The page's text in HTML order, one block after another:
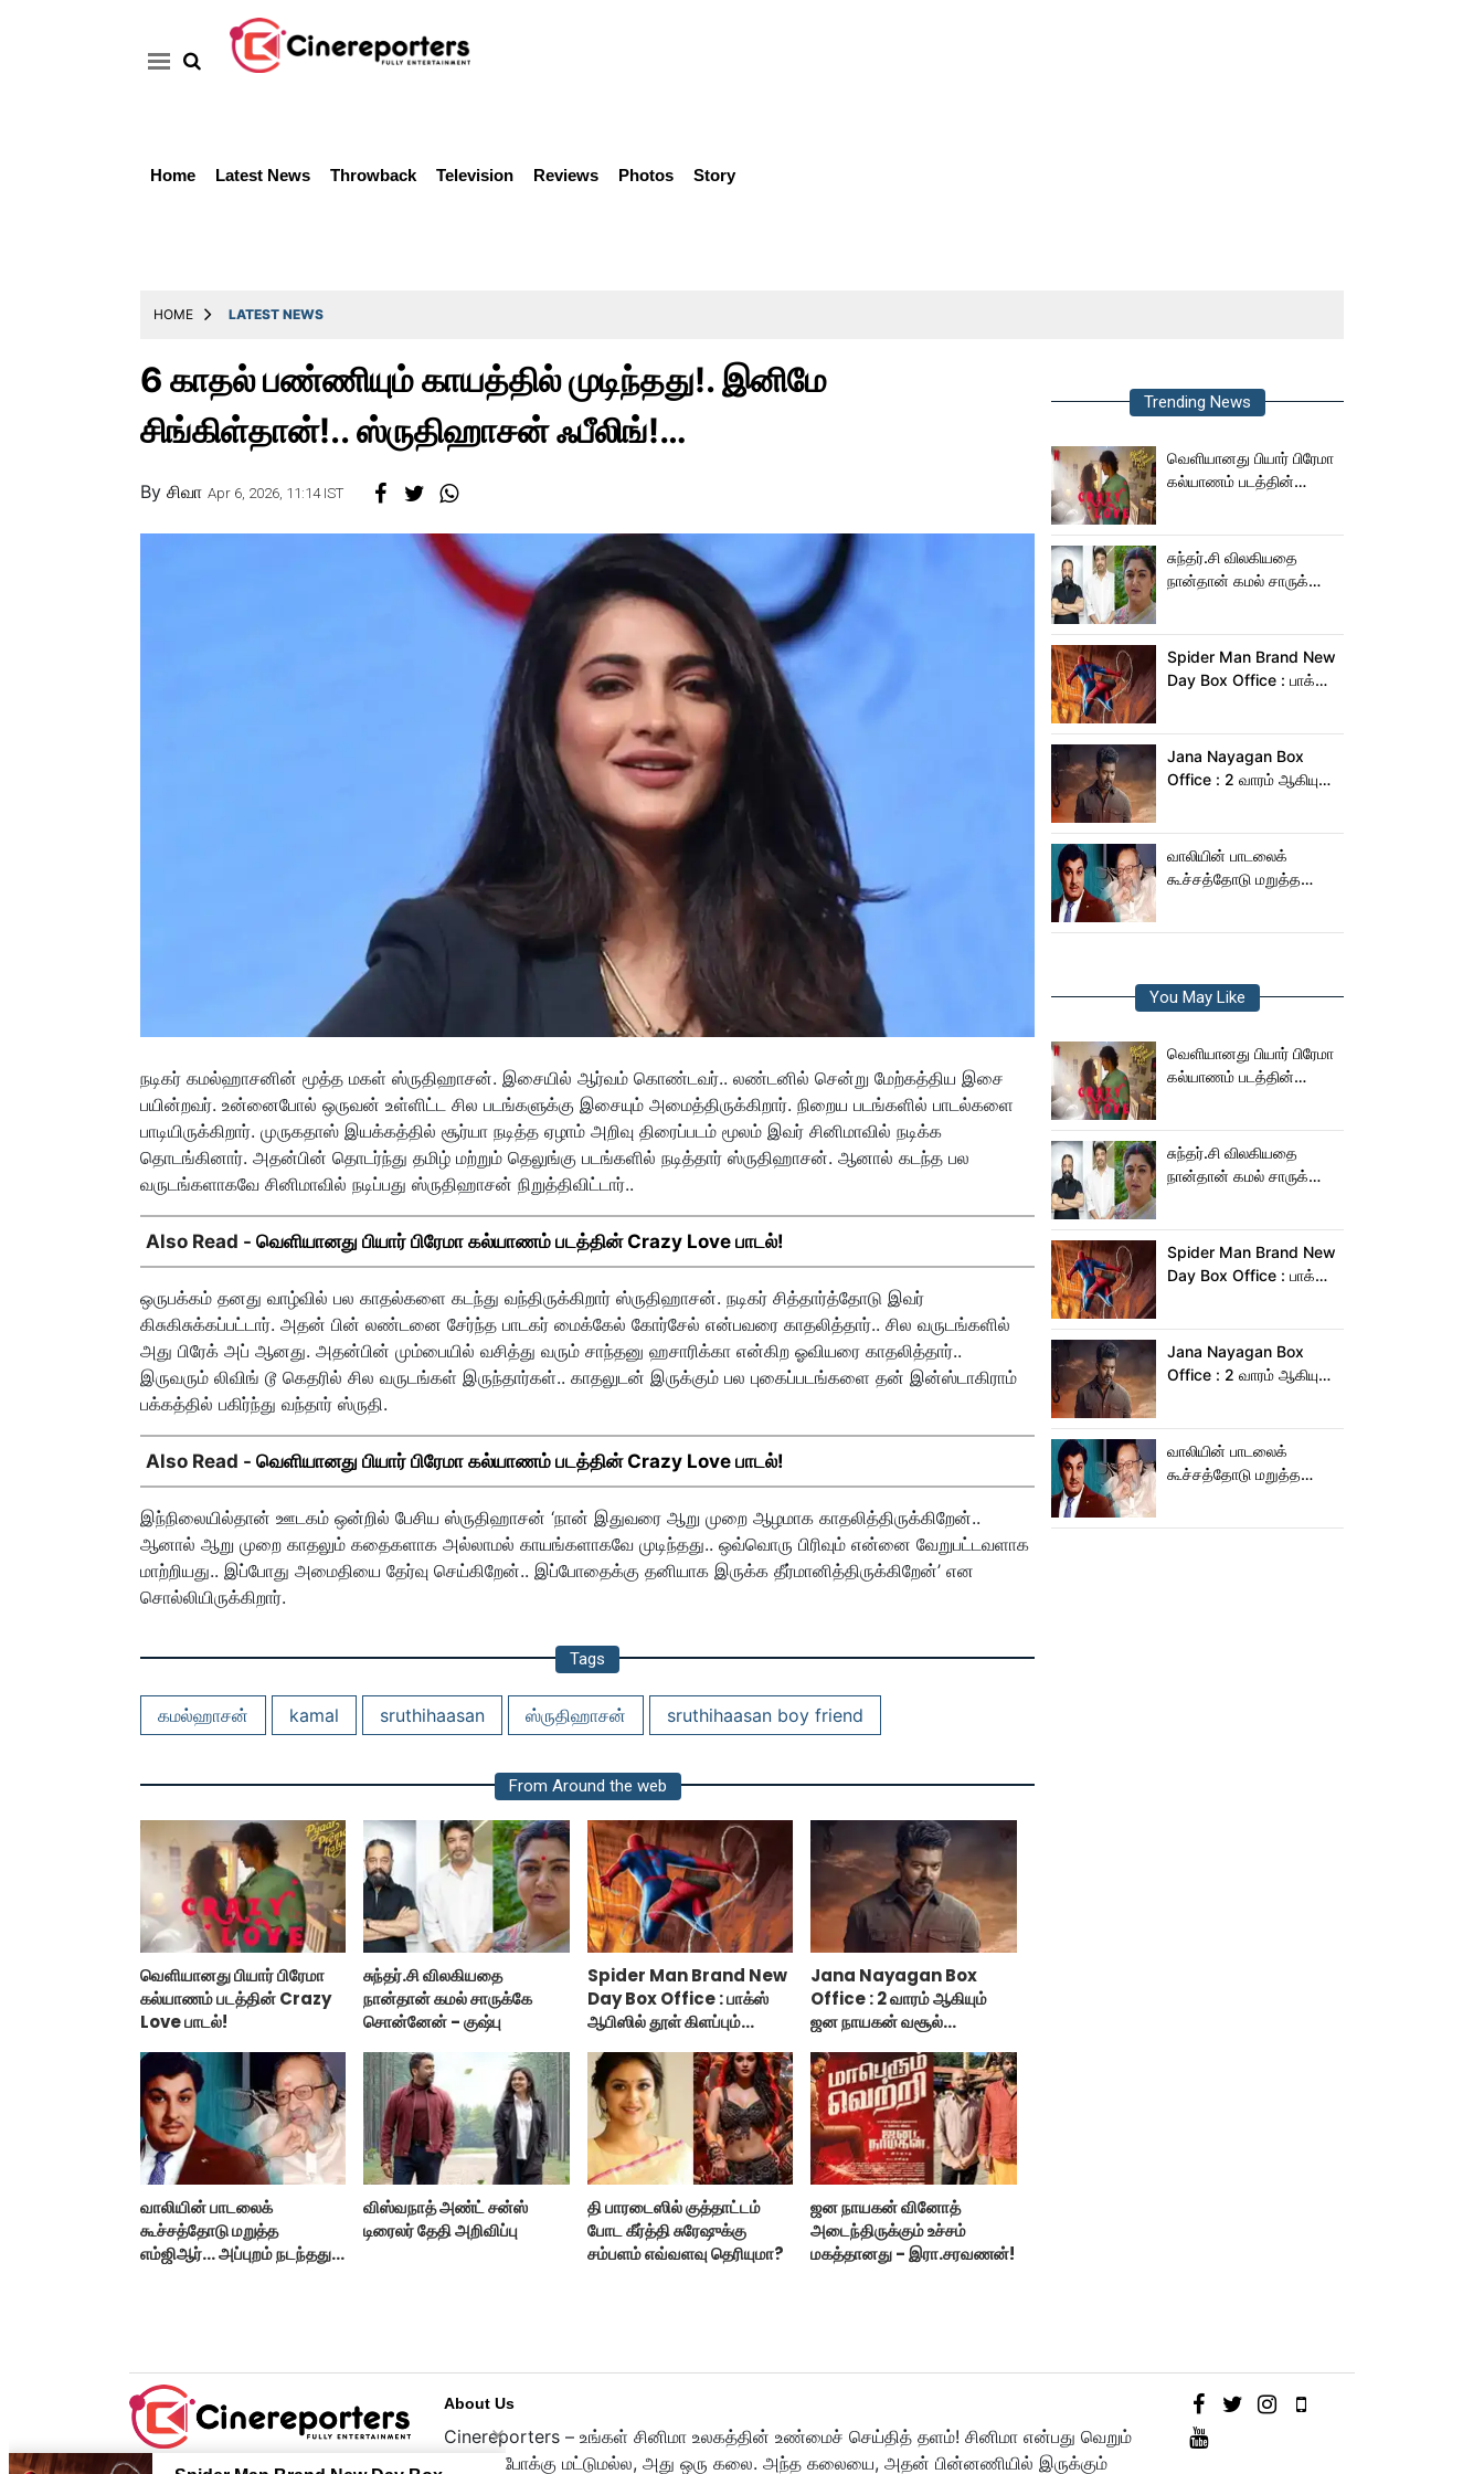
Home Latest News Throwback Television Reviews Photos Story
HOME LATEST NEWS
6 காதல் பண்ணியும் காயத்தில் முடிந்தது!. இனிமே
சிங்கிள்தான்!.. ஸ்ருதிஹாசன் ஃபீலிங்!…
By சிவா Apr 6, 2026, 11:14 IST
நடிகர் கமல்ஹாசனின் மூத்த மகள் ஸ்ருதிஹாசன். இசையில் ஆர்வம் கொண்டவர்.. லண்டனில் சென்று மேற்கத்திய இசை
பயின்றவர். உன்னைபோல் ஒருவன் உள்ளிட்ட சில படங்களுக்கு இசையும் அமைத்திருக்கிறார். நிறைய படங்களில் பாடல்களை
பாடியிருக்கிறார். முருகதாஸ் இயக்கத்தில் சூர்யா நடித்த ஏழாம் அறிவு திரைப்படம் மூலம் இவர் சினிமாவில் நடிக்க
தொடங்கினார். அதன்பின் தொடர்ந்து தமிழ் மற்றும் தெலுங்கு படங்களில் நடித்தார் ஸ்ருதிஹாசன். ஆனால் கடந்த பல
வருடங்களாகவே சினிமாவில் நடிப்பது ஸ்ருதிஹாசன் நிறுத்திவிட்டார்..
Also Read - வெளியானது பியார் பிரேமா கல்யாணம் படத்தின் Crazy Love பாடல்!
ஒருபக்கம் தனது வாழ்வில் பல காதல்களை கடந்து வந்திருக்கிறார் ஸ்ருதிஹாசன். நடிகர் சித்தார்த்தோடு இவர்
கிசுகிசுக்கப்பட்டார். அதன் பின் லண்டனை சேர்ந்த பாடகர் மைக்கேல் கோர்சேல் என்பவரை காதலித்தார்.. சில வருடங்களில்
அது பிரேக் அப் ஆனது. அதன்பின் மும்பையில் வசித்து வரும் சாந்தனு ஹசாரிக்கா என்கிற ஓவியரை காதலித்தார்..
இருவரும் லிவிங் டூ கெதரில் சில வருடங்கள் இருந்தார்கள்.. காதலுடன் இருக்கும் பல புகைப்படங்களை தன் இன்ஸ்டாகிராம்
பக்கத்தில் பகிர்ந்து வந்தார் ஸ்ருதி.
Also Read - வெளியானது பியார் பிரேமா கல்யாணம் படத்தின் Crazy Love பாடல்!
இந்நிலையில்தான் ஊடகம் ஒன்றில் பேசிய ஸ்ருதிஹாசன் ‘நான் இதுவரை ஆறு முறை ஆழமாக காதலித்திருக்கிறேன்..
ஆனால் ஆறு முறை காதலும் கதைகளாக அல்லாமல் காயங்களாகவே முடிந்தது.. ஒவ்வொரு பிரிவும் என்னை வேறுபட்டவளாக
மாற்றியது.. இப்போது அமைதியை தேர்வு செய்கிறேன்.. இப்போதைக்கு தனியாக இருக்க தீர்மானித்திருக்கிறேன்’ என
சொல்லியிருக்கிறார்.
Tags
கமல்ஹாசன் kamal sruthihaasan ஸ்ருதிஹாசன் sruthihaasan boy friend
From Around the web
வெளியானது பியார் பிரேமா
கல்யாணம் படத்தின் Crazy
Love பாடல்!
சுந்தர்.சி விலகியதை
நான்தான் கமல் சாருக்கே
சொன்னேன் - குஷ்பு
Spider Man Brand New
Day Box Office : பாக்ஸ்
ஆபிஸில் தூள் கிளப்பும்
டே!
Jana Nayagan Box
Office : 2 வாரம் ஆகியும்
ஜன நாயகன் வசூல்
வாலியின் பாடலைக்
கூச்சத்தோடு மறுத்த
எம்ஜிஆர்... அப்புறம் நடந்தது
விஸ்வநாத் அண்ட் சன்ஸ்
டிரைலர் தேதி அறிவிப்பு
தி பாரடைஸில் குத்தாட்டம்
போட கீர்த்தி சுரேஷுக்கு
சம்பளம் எவ்வளவு தெரியுமா?
ஜன நாயகன் வினோத்
அடைந்திருக்கும் உச்சம்
மகத்தானது - இரா.சரவணன்!
Trending News
வெளியானது பியார் பிரேமா
கல்யாணம் படத்தின்
சுந்தர்.சி விலகியதை
நான்தான் கமல் சாருக்கே
Spider Man Brand New
Day Box Office : பாக்ஸ்
டே!
Jana Nayagan Box
Office : 2 வாரம் ஆகியும்
வாலியின் பாடலைக்
கூச்சத்தோடு மறுத்த
You May Like
வெளியானது பியார் பிரேமா
கல்யாணம் படத்தின்
சுந்தர்.சி விலகியதை
நான்தான் கமல் சாருக்கே
Spider Man Brand New
Day Box Office : பாக்ஸ்
டே!
Jana Nayagan Box
Office : 2 வாரம் ஆகியும்
வாலியின் பாடலைக்
கூச்சத்தோடு மறுத்த
About Us
Cinereporters – உங்கள் சினிமா உலகத்தின் உண்மைச் செய்தித் தளம்! சினிமா என்பது வெறும்
பொழுதுபோக்கு மட்டுமல்ல, அது ஒரு கலை. அந்த கலையை, அதன் பின்னணியில் இருக்கும்